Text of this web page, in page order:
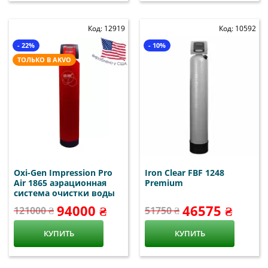
Код: 12919
Oxi-Gen Impression Pro
Air 1865 аэрационная
система очистки воды
121000 ₴ 94000 ₴
КУПИТЬ
- 22%
ТОЛЬКО В AKVO
Код: 10592
Iron Clear FBF 1248
Premium
51750 ₴ 46575 ₴
КУПИТЬ
- 10%